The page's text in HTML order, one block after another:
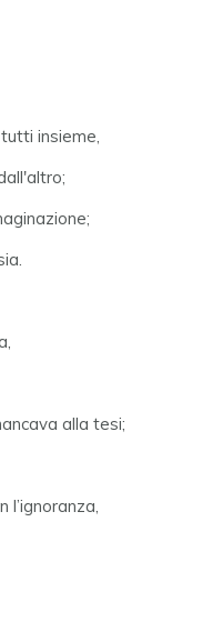
insieme,
alla tesi;
l’ignoranza,